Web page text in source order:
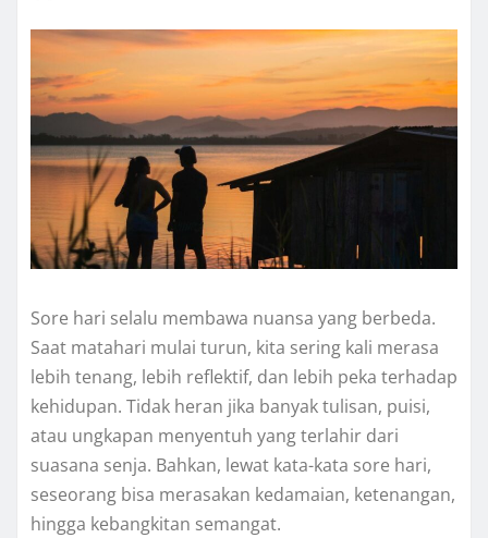
Sore hari selalu membawa nuansa yang berbeda.
Saat matahari mulai turun, kita sering kali merasa
lebih tenang, lebih reflektif, dan lebih peka terhadap
kehidupan. Tidak heran jika banyak tulisan, puisi,
atau ungkapan menyentuh yang terlahir dari
suasana senja. Bahkan, lewat kata-kata sore hari,
seseorang bisa merasakan kedamaian, ketenangan,
hingga kebangkitan semangat.